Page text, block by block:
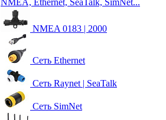
NMEA, Ethernet, SeaTalk, SimNet...
NMEA 0183 | 2000
Сеть Ethernet
Сеть Raynet | SeaTalk
Сеть SimNet